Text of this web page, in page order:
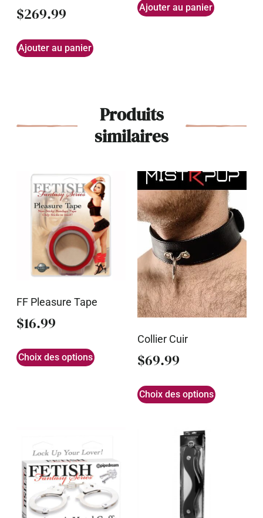
$269.99
Ajouter au panier
Ajouter au panier
Produits
similaires
FF Pleasure Tape
$16.99
Choix des options
Collier Cuir
$69.99
Choix des options